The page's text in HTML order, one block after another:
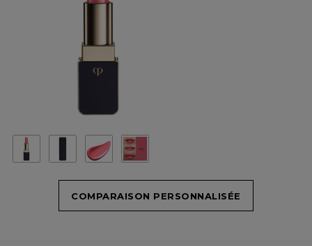
COMPARAISON PERSONNALISÉE